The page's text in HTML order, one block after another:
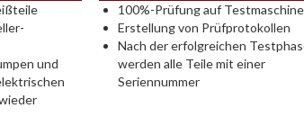
und
100%-Prüfung auf
Erstellung von Prüfprotokollen
Nach der erfolgreichen
werden alle Teile mit einer
Seriennummer